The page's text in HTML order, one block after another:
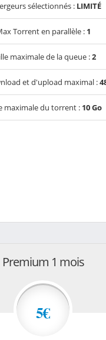
sélectionnés : LIMITÉ
Torrent en parallèle : 1
maximale de la queue :2
et d'upload maximal :
maximale du torrent : 10 Go
Premium 1 mois
5€